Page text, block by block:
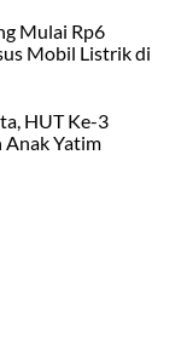
Mulai Rp6
Mobil Listrik di
HUT Ke-3
Anak Yatim